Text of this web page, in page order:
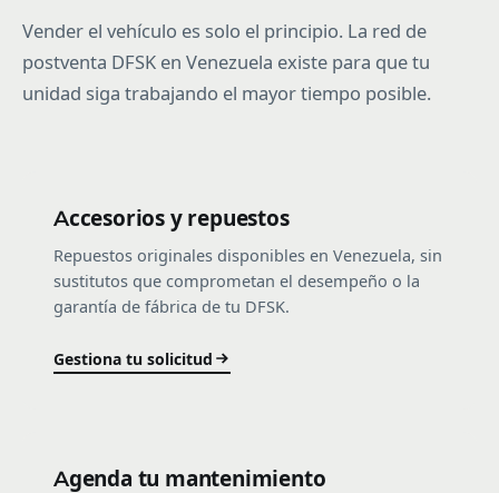
Vender el vehículo es solo el principio. La red de
postventa DFSK en Venezuela existe para que tu
unidad siga trabajando el mayor tiempo posible.
Accesorios y repuestos
Repuestos originales disponibles en Venezuela, sin
sustitutos que comprometan el desempeño o la
garantía de fábrica de tu DFSK.
Gestiona tu solicitud
Agenda tu mantenimiento